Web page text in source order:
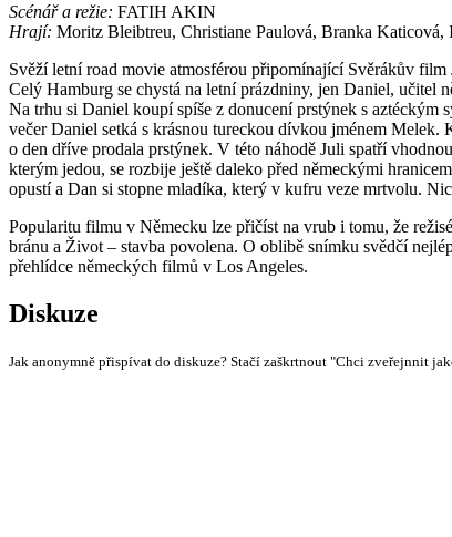
Scénář a režie: FATIH AKIN
Hrají: Moritz Bleibtreu, Christiane Paulová, Branka
Svěží letní road movie atmosférou připomínající Svěrákův film
Celý Hamburg se chystá na letní prázdniny, jen Daniel, učitel
Na trhu si Daniel koupí spíše z donucení prstýnek s aztéckým
večer Daniel setká s krásnou tureckou dívkou jménem Melek.
o den dříve prodala prstýnek. V této náhodě Juli spatří
kterým jedou, se rozbije ještě daleko před německými
opustí a Dan si stopne mladíka, který v kufru veze mrtvolu.
Popularitu filmu v Německu lze přičíst na vrub i tomu, že
bránu a Život – stavba povolena. O oblibě snímku svědčí
přehlídce německých filmů v Los Angeles.
Diskuze
Jak anonymně přispívat do diskuze? Stačí zaškrtnout "Chci zveřejnnit